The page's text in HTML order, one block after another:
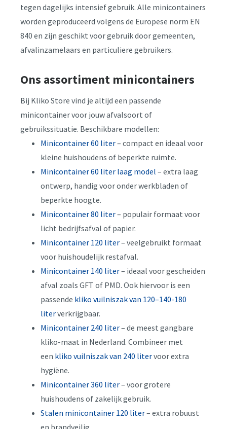
tegen dagelijks intensief gebruik. Alle minicontainers
worden geproduceerd volgens de Europese norm EN
840 en zijn geschikt voor gebruik door gemeenten,
afvalinzamelaars en particuliere gebruikers.
Ons assortiment minicontainers
Bij Kliko Store vind je altijd een passende
minicontainer voor jouw afvalsoort of
gebruikssituatie. Beschikbare modellen:
Minicontainer 60 liter– compact en ideaal voor
kleine huishoudens of beperkte ruimte.
Minicontainer 60 liter laag model – extra laag
ontwerp, handig voor onder werkbladen of
beperkte hoogte.
Minicontainer 80 liter– populair formaat voor
licht bedrijfsafval of papier.
Minicontainer 120 liter– veelgebruikt formaat
voor huishoudelijk restafval.
Minicontainer 140 liter– ideaal voor gescheiden
afval zoals GFT of PMD. Ook hiervoor is een
passende kliko vuilniszak van 120–140-180
literverkrijgbaar.
Minicontainer 240 liter– de meest gangbare
kliko-maat in Nederland. Combineer met
een kliko vuilniszak van 240 litervoor extra
hygiëne.
Minicontainer 360 liter– voor grotere
huishoudens of zakelijk gebruik.
Stalen minicontainer 120 liter– extra robuust
en brandveilig.